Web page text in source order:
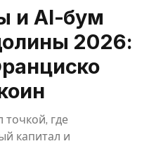
и AI-бум
2026:
точкой, где
капитал и